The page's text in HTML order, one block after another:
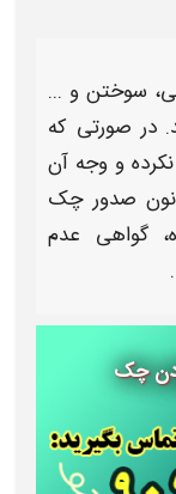
سوختن و ...
در صورتی که
و وجه آن
صدور چک
گواهی عدم
چک